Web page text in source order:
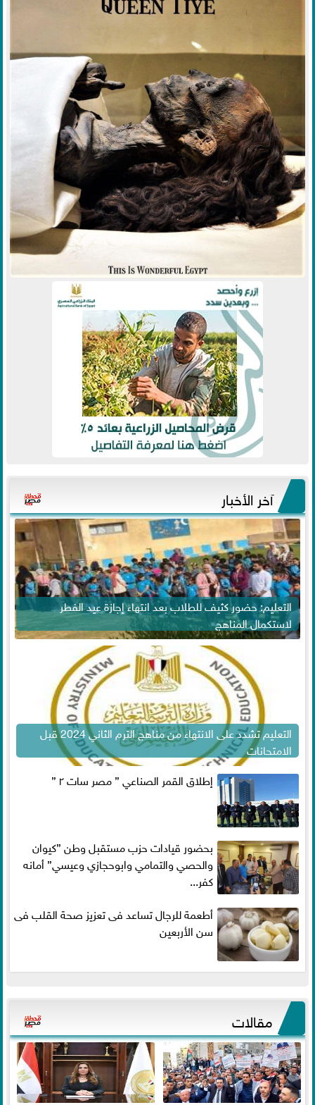
آخر الأخبار
التعليم: حضور كثيف للطلاب بعد انتهاء إجازة عيد الفطر
لاستكمال المناهج
التعليم تشدد على الانتهاء من مناهج الترم الثاني 2024 قبل
الامتحانات
إطلاق القمر الصناعي ” مصر سات ٢ ”
بحضور قيادات حزب مستقبل وطن ”كيوان
والحصي والتمامي وابوحجازي وعيسي” أمانه
كفر...
أطعمة للرجال تساعد فى تعزيز صحة القلب فى
سن الأربعين
مقالات